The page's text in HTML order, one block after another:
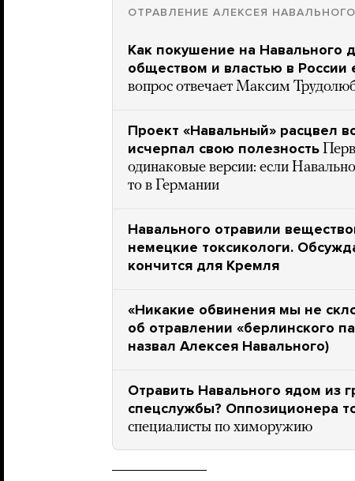
ОТРАВЛЕНИЕ АЛЕКСЕЯ НАВАЛЬНОГО
Как покушение на Навального
обществом и властью в
вопрос отвечает Максим
Проект «Навальный» расцвел
исчерпал свою полезность
одинаковые версии: если
то в Германии
Навального отравили
немецкие токсикологи.
кончится для Кремля
«Никакие обвинения мы не
об отравлении «берлинского
назвал Алексея Навального)
Отравить Навального ядом из
спецслужбы? Оппозиционера
специалисты по химоружию